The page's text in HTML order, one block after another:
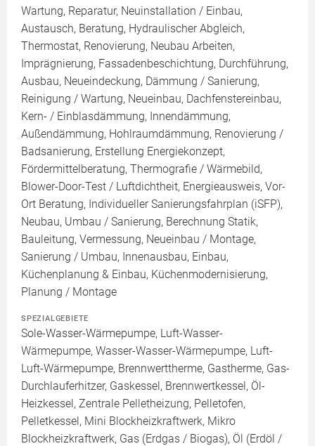
Wartung, Reparatur, Neuinstallation / Einbau,
Austausch, Beratung, Hydraulischer Abgleich,
Thermostat, Renovierung, Neubau Arbeiten,
Imprägnierung, Fassadenbeschichtung, Durchführung,
Ausbau, Neueindeckung, Dämmung / Sanierung,
Reinigung / Wartung, Neueinbau, Dachfenstereinbau,
Kern- / Einblasdämmung, Innendämmung,
Außendämmung, Hohlraumdämmung, Renovierung /
Badsanierung, Erstellung Energiekonzept,
Fördermittelberatung, Thermografie / Wärmebild,
Blower-Door-Test / Luftdichtheit, Energieausweis, Vor-
Ort Beratung, Individueller Sanierungsfahrplan (iSFP),
Neubau, Umbau / Sanierung, Berechnung Statik,
Bauleitung, Vermessung, Neueinbau / Montage,
Sanierung / Umbau, Innenausbau, Einbau,
Küchenplanung & Einbau, Küchenmodernisierung,
Planung / Montage
SPEZIALGEBIETE
Sole-Wasser-Wärmepumpe, Luft-Wasser-
Wärmepumpe, Wasser-Wasser-Wärmepumpe, Luft-
Luft-Wärmepumpe, Brennwerttherme, Gastherme, Gas-
Durchlauferhitzer, Gaskessel, Brennwertkessel, Öl-
Heizkessel, Zentrale Pelletheizung, Pelletofen,
Pelletkessel, Mini Blockheizkraftwerk, Mikro
Blockheizkraftwerk, Gas (Erdgas / Biogas), Öl (Erdöl /